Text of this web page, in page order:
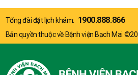
Tổng đài đặt lịch khám: 1900.888.866
Bản quyền thuộc về Bệnh viện Bạch Mai